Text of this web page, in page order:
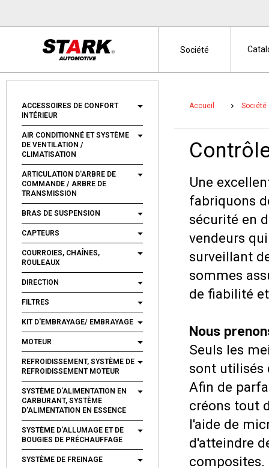
ACCESSOIRES DE CONFORT
INTÉRIEUR
AIR CONDITIONNÉ ET SYSTÈME
DE VENTILATION /
CLIMATISATION
ARTICULATION D'ARBRE DE
COMMANDE / ARBRE DE
TRANSMISSION
BRAS DE SUSPENSION
CAPTEURS
COURROIES, CHAÎNES,
ROULEAUX
DIRECTION
FILTRES
KIT D'EMBRAYAGE/ EMBRAYAGE
MOTEUR
REFROIDISSEMENT, SYSTÈME DE
REFROIDISSEMENT MOTEUR
SYSTÈME D'ALIMENTATION EN
CARBURANT, SYSTÈME
D'ALIMENTATION EN ESSENCE
SYSTÈME D'ALLUMAGE ET DE
BOUGIES DE PRÉCHAUFFAGE
SYSTÈME DE FREINAGE
Accueil Société
Une
fabriquons
sécurité en
vendeurs
surveillant
sommes
de fiabilité
Nous
Seuls les
sont utilisés
Afin de
créons tout
l'aide de
d'atteindre
composites.
Société